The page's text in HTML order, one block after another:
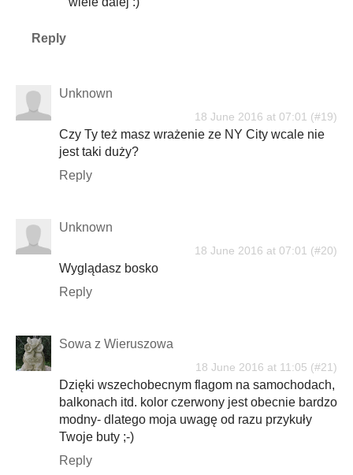
Reply
Unknown
18 June 2016 at 07:01
Czy Ty też masz wrażenie ze NY City wcale nie
jest taki duży?
Reply
Unknown
18 June 2016 at 07:01
Wyglądasz bosko
Reply
Sowa z Wieruszowa
18 June 2016 at 11:05
Dzięki wszechobecnym flagom na samochodach,
balkonach itd. kolor czerwony jest obecnie bardzo
modny- dlatego moja uwagę od razu przykuły
Twoje buty ;-)
Reply